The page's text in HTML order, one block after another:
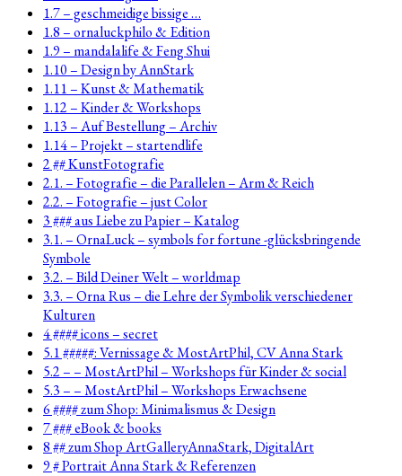
1.7 – geschmeidige bissige …
1.8 – ornaluckphilo & Edition
1.9 – mandalalife & Feng Shui
1.10 – Design by AnnStark
1.11 – Kunst & Mathematik
1.12 – Kinder & Workshops
1.13 – Auf Bestellung – Archiv
1.14 – Projekt – startendlife
2 ## KunstFotografie
2.1. – Fotografie – die Parallelen – Arm & Reich
2.2. – Fotografie – just Color
3 ### aus Liebe zu Papier – Katalog
3.1. – OrnaLuck – symbols for fortune -glücksbringende
Symbole
3.2. – Bild Deiner Welt – worldmap
3.3. – Orna Rus – die Lehre der Symbolik verschiedener
Kulturen
4 #### icons – secret
5.1 #####: Vernissage & MostArtPhil, CV Anna Stark
5.2 – – MostArtPhil – Workshops für Kinder & social
5.3 – – MostArtPhil – Workshops Erwachsene
6 #### zum Shop: Minimalismus & Design
7 ### eBook & books
8 ## zum Shop ArtGalleryAnnaStark, DigitalArt
9 # Portrait Anna Stark & Referenzen